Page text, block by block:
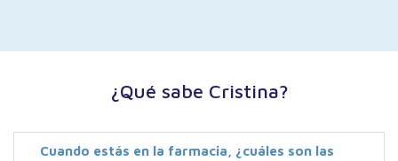
¿Qué sabe Cristina?
Cuando estás en la farmacia, ¿cuáles son las